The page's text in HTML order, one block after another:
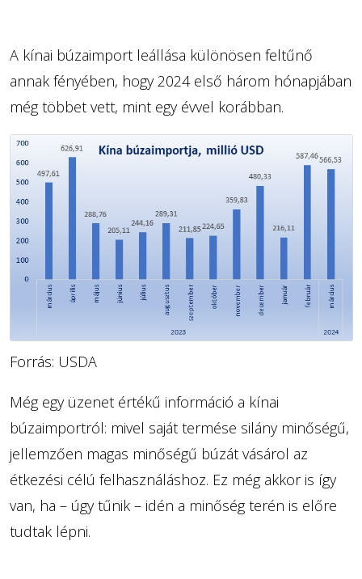
A kínai búzaimport leállása különösen feltűnő
annak fényében, hogy 2024 első három hónapjában
még többet vett, mint egy évvel korábban.
Forrás: USDA
Még egy üzenet értékű információ a kínai
búzaimportról: mivel saját termése silány minőségű,
jellemzően magas minőségű búzát vásárol az
étkezési célú felhasználáshoz. Ez még akkor is így
van, ha – úgy tűnik – idén a minőség terén is előre
tudtak lépni.